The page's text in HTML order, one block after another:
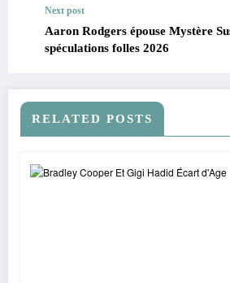
Next post
Aaron Rodgers épouse Mystère
spéculations folles 2026
RELATED POSTS